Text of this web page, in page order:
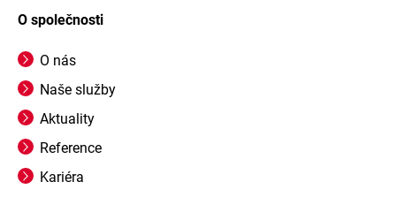
O společnosti
O nás
Naše služby
Aktuality
Reference
Kariéra